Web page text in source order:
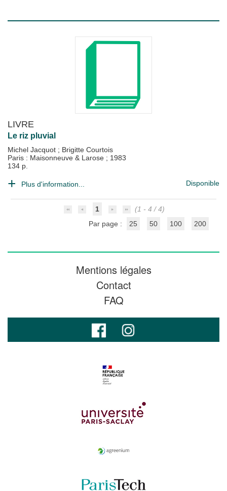
LIVRE
Le riz pluvial
Michel Jacquot ; Brigitte Courtois
Paris : Maisonneuve & Larose ; 1983
134 p.
Plus d'information... Disponible
1
(1 - 4 / 4)
Par page :
25 50 100 200
Mentions légales
Contact
FAQ